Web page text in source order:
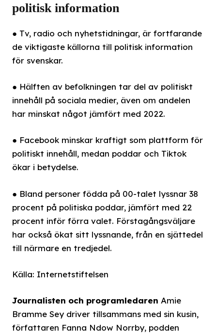
politisk information
● Tv, radio och nyhetstidningar, är fortfarande
de viktigaste källorna till politisk information
för svenskar.
● Hälften av befolkningen tar del av politiskt
innehåll på sociala medier, även om andelen
har minskat något jämfört med 2022.
● Facebook minskar kraftigt som plattform för
politiskt innehåll, medan poddar och Tiktok
ökar i betydelse.
● Bland personer födda på 00-talet lyssnar 38
procent på politiska poddar, jämfört med 22
procent inför förra valet. Förstagångsväljare
har också ökat sitt lyssnande, från en sjättedel
till närmare en tredjedel.
Källa: Internetstiftelsen
Journalisten och programledaren Amie
Bramme Sey driver tillsammans med sin kusin,
författaren Fanna Ndow Norrby, podden